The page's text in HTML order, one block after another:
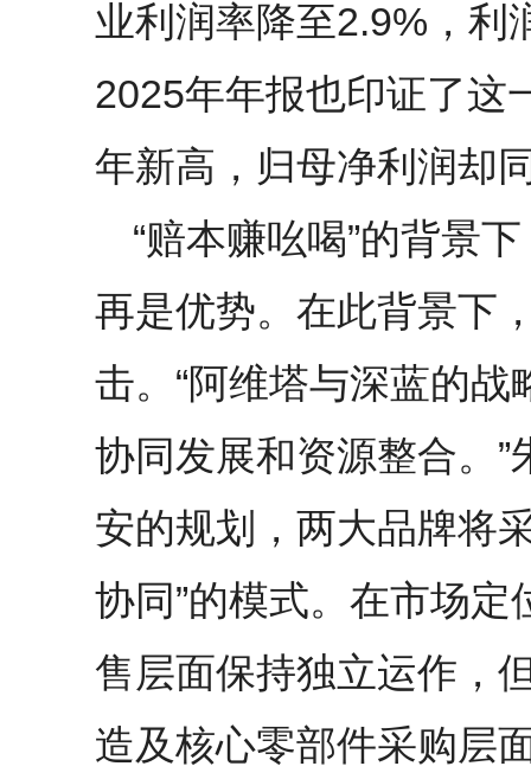
业利润率降至2.9%，利
2025年年报也印证了这
年新高，归母净利润却
“赔本赚吆喝”的背景
再是优势。在此背景下
击。“阿维塔与深蓝的
协同发展和资源整合。
安的规划，两大品牌将
协同”的模式。在市场
售层面保持独立运作，
造及核心零部件采购层